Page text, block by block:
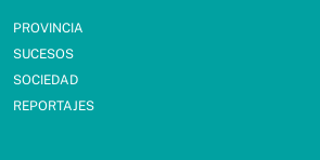
PROVINCIA
SUCESOS
SOCIEDAD
REPORTAJES